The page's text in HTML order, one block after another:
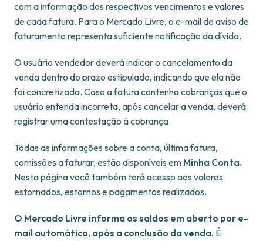
com a informação dos respectivos vencimentos e valores
de cada fatura. Para o Mercado Livre, o e-mail de aviso de
faturamento representa suficiente notificação da dívida.
O usuário vendedor deverá indicar o cancelamento da
venda dentro do prazo estipulado, indicando que ela não
foi concretizada. Caso a fatura contenha cobranças que o
usuário entenda incorreta, após cancelar a venda, deverá
registrar uma contestação à cobrança.
Todas as informações sobre a conta, última fatura,
comissões a faturar, estão disponíveis em Minha Conta.
Nesta página você também terá acesso aos valores
estornados, estornos e pagamentos realizados.
O Mercado Livre informa os saldos em aberto por e-
mail automático, após a conclusão da venda. É